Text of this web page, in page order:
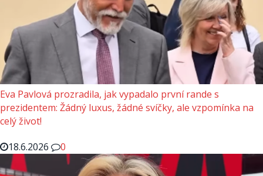
Eva Pavlová prozradila, jak vypadalo první rande s
prezidentem: Žádný luxus, žádné svíčky, ale vzpomínka na
celý život!
18.6.2026
0